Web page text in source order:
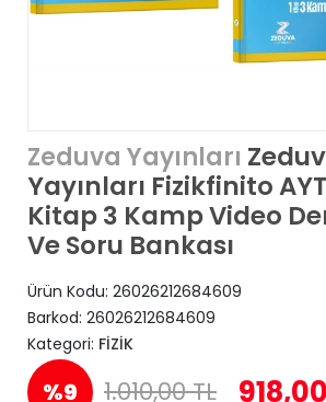
Zeduva Yayınları
Yayınları Fizikfinito
Kitap 3 Kamp Video
Ve Soru Bankası
Ürün Kodu: 26026212684609
Barkod: 26026212684609
Kategori: FİZİK
%9 1.010,00 TL